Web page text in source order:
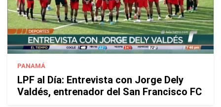
PANAMÁ
LPF al Día: Entrevista con Jorge Dely
Valdés, entrenador del San Francisco FC